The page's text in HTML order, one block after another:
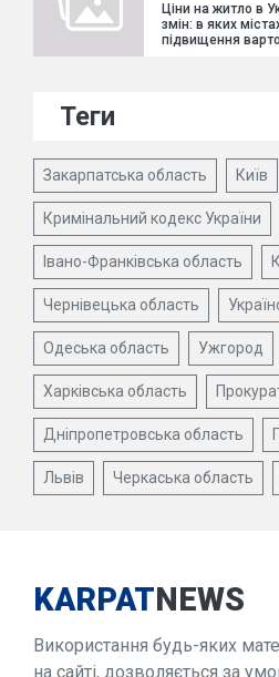
Ціни на житло в
змін: в яких
підвищення
Теги
Закарпатська область Київ
Кримінальний кодекс України
Івано-Франківська область
Чернівецька область
Одеська область Ужгород
Харківська область
Дніпропетровська область
Львів Черкаська область
KARPATNEWS
Використання будь-яких
на сайті, дозволяється за